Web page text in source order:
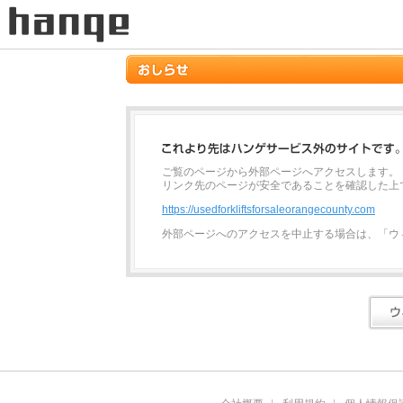
ご覧のページから外部ページへアクセスします。
リンク先のページが安全であることを確認した
https://usedforkliftsforsaleorangecounty.com
外部ページへのアクセスを中止する場合は、「